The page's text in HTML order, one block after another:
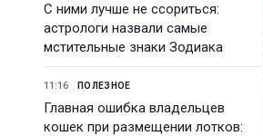
С ними лучше не ссориться:
астрологи назвали самые
мстительные знаки Зодиака
11:16 ПОЛЕЗНОЕ
Главная ошибка владельцев
кошек при размещении лотков: